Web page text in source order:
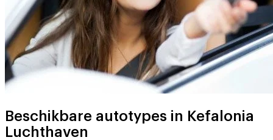
Beschikbare autotypes in Kefalonia
Luchthaven